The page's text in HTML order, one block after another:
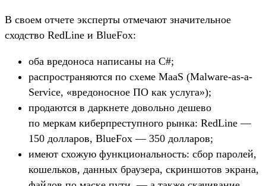
В своем отчете эксперты отмечают значительное
сходство RedLine и BlueFox:
оба вредоноса написаны на C#;
распространяются по схеме MaaS (Malware-as-a-
Service, «вредоносное ПО как услуга»);
продаются в даркнете довольно дешево
по меркам киберпреступного рынка: RedLine —
150 долларов, BlueFox — 350 долларов;
имеют схожую функциональность: сбор паролей,
кошельков, данных браузера, скриншотов экрана,